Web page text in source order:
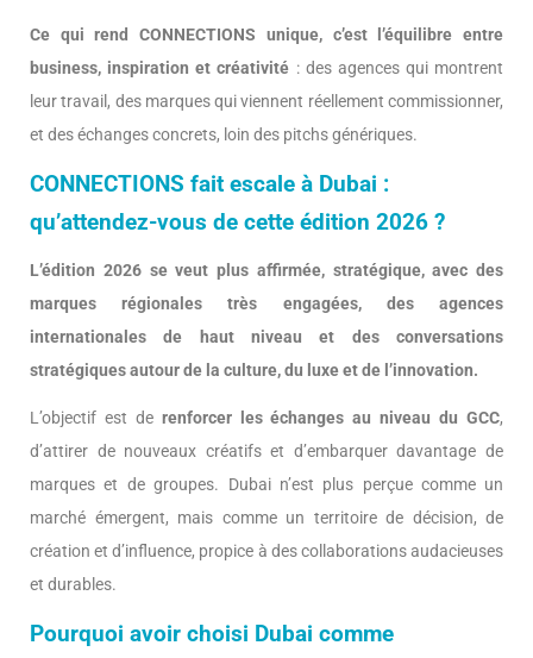
Ce qui rend CONNECTIONS unique, c’est l’équilibre entre
business, inspiration et créativité : des agences qui montrent
leur travail, des marques qui viennent réellement commissionner,
et des échanges concrets, loin des pitchs génériques.
CONNECTIONS fait escale à Dubai :
qu’attendez-vous de cette édition 2026 ?
L’édition 2026 se veut plus affirmée, stratégique, avec des
marques régionales très engagées, des agences
internationales de haut niveau et des conversations
stratégiques autour de la culture, du luxe et de l’innovation.
L’objectif est de renforcer les échanges au niveau du GCC,
d’attirer de nouveaux créatifs et d’embarquer davantage de
marques et de groupes. Dubai n’est plus perçue comme un
marché émergent, mais comme un territoire de décision, de
création et d’influence, propice à des collaborations audacieuses
et durables.
Pourquoi avoir choisi Dubai comme